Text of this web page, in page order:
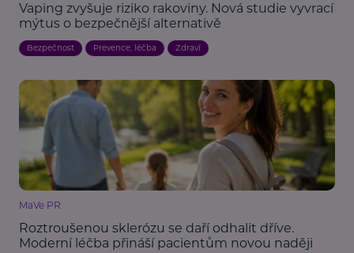
Vaping zvyšuje riziko rakoviny. Nová studie vyvrací
mýtus o bezpečnější alternativě
Bezpečnost Prevence, léčba Zdraví
MaVe PR
Roztroušenou sklerózu se daří odhalit dříve.
Moderní léčba přináší pacientům novou naději